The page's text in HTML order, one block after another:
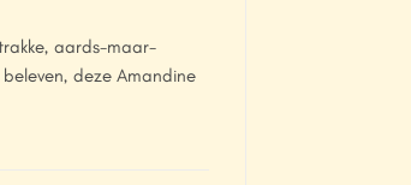
aards-maar-
deze Amandine